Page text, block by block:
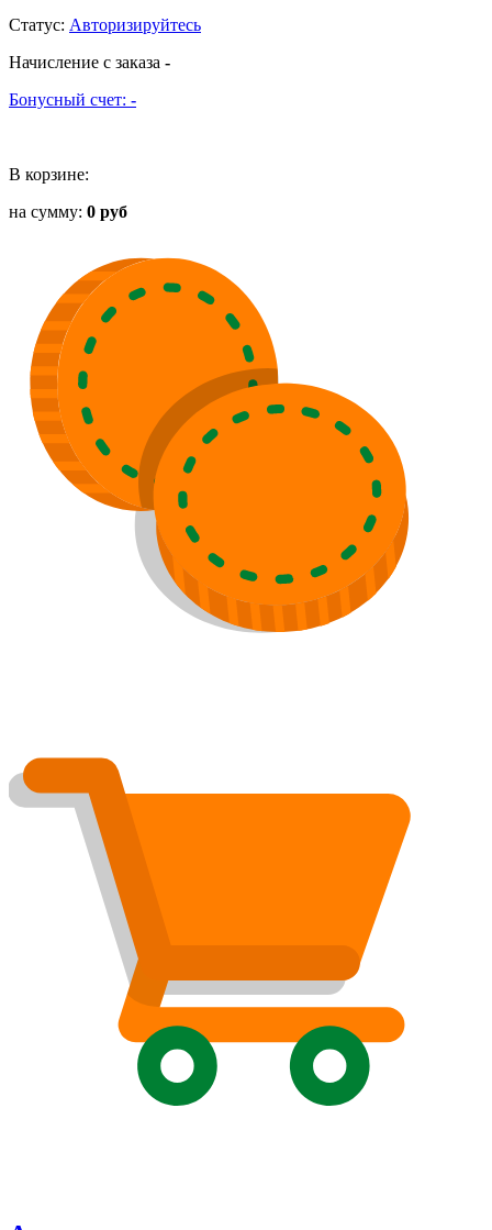
Статус: Авторизируйтесь
Начисление с заказа -
Бонусный счет: -
В корзине:
на сумму: 0 руб